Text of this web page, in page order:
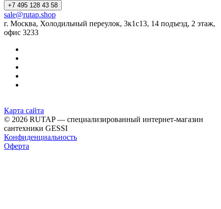
+7 495 128 43 58
sale@rutap.shop
г. Москва, Холодильный переулок, 3к1с13, 14 подъезд, 2 этаж,
офис 3233
Карта сайта
© 2026 RUTAP — специализированный интернет-магазин
сантехники GESSI
Конфиденциальность
Оферта